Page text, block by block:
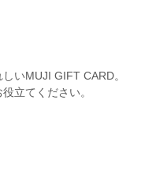
いMUJI GIFT CARD。
立てください。